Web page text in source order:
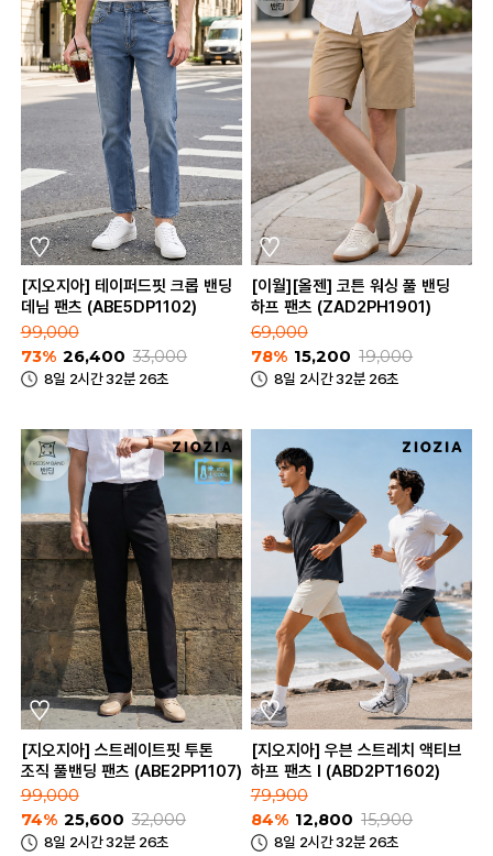
[지오지아] 테이퍼드핏 크롭 밴딩
데님 팬츠 (ABE5DP1102)
99,000
73% 26,400 33,000
8일 2시간 32분 26초
[이월][올젠] 코튼 워싱 풀 밴딩
하프 팬츠 (ZAD2PH1901)
69,000
78% 15,200 19,000
8일 2시간 32분 26초
[지오지아] 스트레이트핏 투톤
조직 풀밴딩 팬츠 (ABE2PP1107)
99,000
74% 25,600 32,000
8일 2시간 32분 26초
[지오지아] 우븐 스트레치 액티브
하프 팬츠 I (ABD2PT1602)
79,900
84% 12,800 15,900
8일 2시간 32분 26초